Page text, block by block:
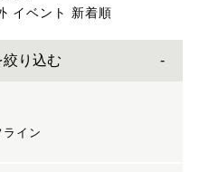
イベント 新着順
り込む
ライン